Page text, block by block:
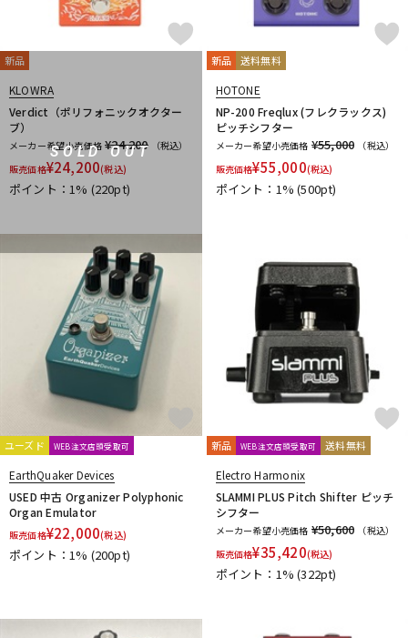
Palmer
Papa Goriot Studios
Paul Cochrane
Pedal diggers
Positive Grid
Pro-co
Providence
Pueblo Audio PULSE
R
Radial Rainger FX Red House
RedWitch
RESONANT ELECTRONIC DESIGN
Retro-Sonic
Reunion Blues
Roger Mayer
Roland ROSS
S
SeamoonFX
SENNHEISER
Shigemori
shin’s music
SHINOS amplifier company Ltd.
Singular Sound Skreddy Pedals
SM Pedals
Smart Belle Amplification
SMOKY SIGNAL AUDIO
SND(Shun Nokina Design) * L'
Soldano
SolidGoldFX
SONOMATIC
Soul Power Instruments
SoundBrut
SOURCE AUDIO
Stack
Suhr Amps
SUMO STOMP Surfy Industries
SviSound
SYNERGY
T
TASCAM TBCFX tc electronic TDC
TECH21
Temple Audio Design
the King of Gear
TOKYO EFFECTOR
TRUE DYNA
Tru-Fi
unknown Valkyrie Spear VEMURAM
SOLD OUT
新品
KLOWRA
Verdict（ポリフォニックオクター
ブ）
メーカー希望小売価格 ¥24,200
（税込）
販売価格¥24,200(税込)
ポイント：1% (220pt)
新品 送料無料
HOTONE
NP-200 Freqlux (フレクラックス)
ピッチシフター
メーカー希望小売価格 ¥55,000
（税込）
販売価格¥55,000(税込)
ポイント：1%(500pt)
ユーズド WEB注文店頭受取可
EarthQuaker Devices
USED 中古 Organizer Polyphonic
Organ Emulator
販売価格¥22,000(税込)
ポイント：1% (200pt)
新品 WEB注文店頭受取可 送料無料
Electro Harmonix
SLAMMI PLUS Pitch Shifter ピッチ
シフター
メーカー希望小売価格 ¥50,600
（税込）
販売価格¥35,420(税込)
ポイント：1%(322pt)